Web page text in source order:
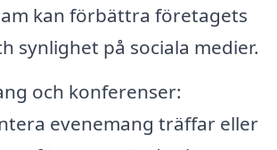
kan förbättra företagets
synlighet på sociala medier.
och konferenser:
evenemang träffar eller